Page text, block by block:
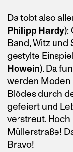
Da tobt also
Philipp Hardy):
Band, Witz
gestylte
Howein). Da
werden Moden
Blödes durch
gefeiert und
verstreut.
Müllerstraße!
Bravo!